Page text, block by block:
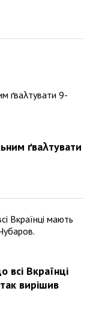
ґваλтувати
Вкраїнці
вирішив